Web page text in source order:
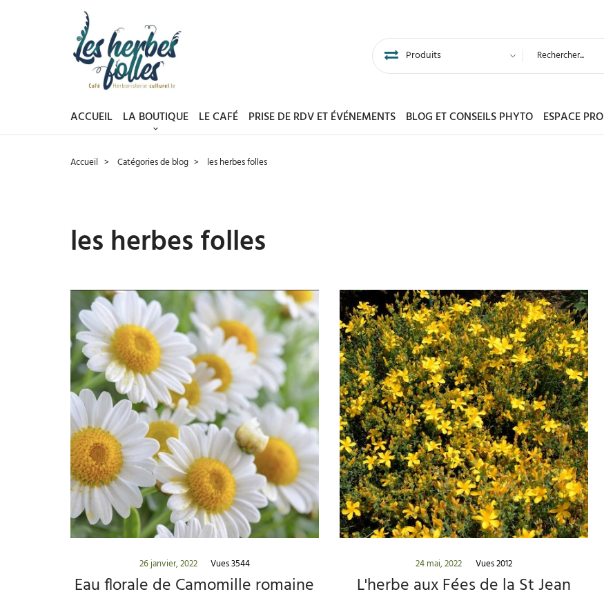
ACCUEIL LA BOUTIQUE LE CAFÉ PRISE DE RDV ET ÉVÉNEMENTS BLOG ET CONSEILS PHYTO ESPACE PRO
Accueil Catégories de blog​ les herbes folles
les herbes folles
26 janvier, 2022 Vues 3544
Eau florale de Camomille romaine
24 mai, 2022 Vues 2012
L'herbe aux Fées de la St Jean